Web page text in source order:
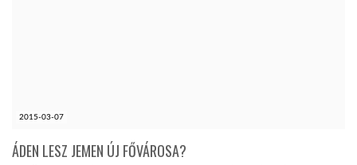
2015-03-07
ÁDEN LESZ JEMEN ÚJ FŐVÁROSA?